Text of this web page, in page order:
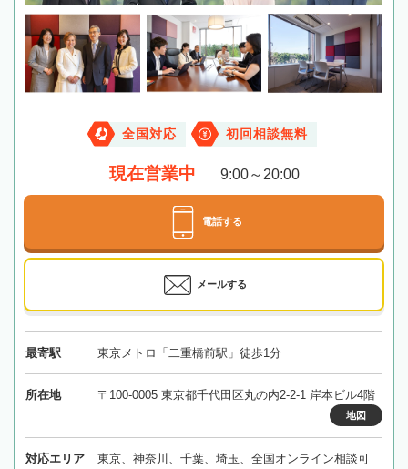
全国対応 初回相談無料
現在営業中 9:00～20:00
電話する
メールする
最寄駅 東京メトロ「二重橋前駅」徒歩1分
所在地 〒100-0005 東京都千代田区丸の内2-2-1 岸本ビル4階
地図
対応エリア 東京、神奈川、千葉、埼玉、全国オンライン相談可